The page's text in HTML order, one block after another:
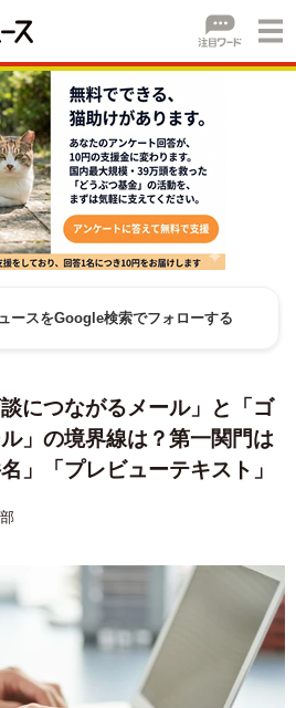
ースをGoogle検索でフォローする
につながるメール」と「ゴ
」の境界線は？第一関門は
」「プレビューテキスト」